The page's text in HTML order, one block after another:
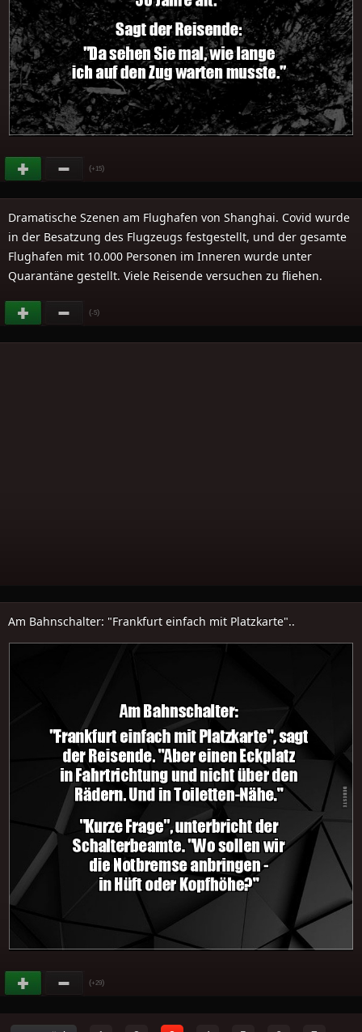
(+15)
Dramatische Szenen am Flughafen von Shanghai. Covid wurde
in der Besatzung des Flugzeugs festgestellt, und der gesamte
Flughafen mit 10.000 Personen im Inneren wurde unter
Quarantäne gestellt. Viele Reisende versuchen zu fliehen.
(-5)
Am Bahnschalter: "Frankfurt einfach mit Platzkarte"..
(+29)